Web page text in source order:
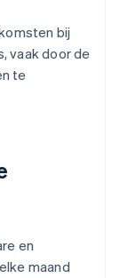
bij
vaak door de
te
en
maand